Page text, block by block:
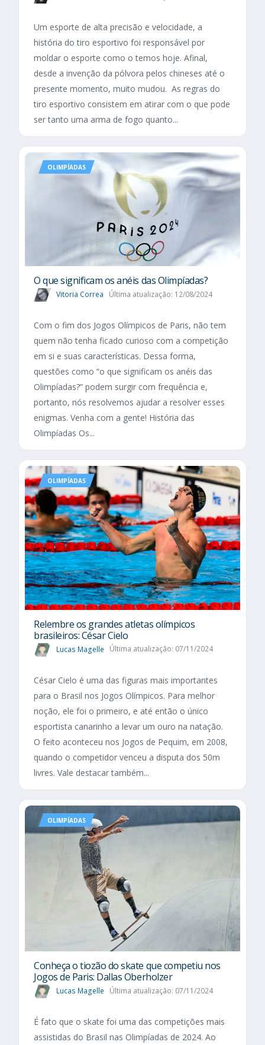
Um esporte de alta precisão e velocidade, a
história do tiro esportivo foi responsável por
moldar o esporte como o temos hoje. Afinal,
desde a invenção da pólvora pelos chineses até o
presente momento, muito mudou. As regras do
tiro esportivo consistem em atirar com o que pode
ser tanto uma arma de fogo quanto...
OLIMPÍADAS
O que significam os anéis das Olimpíadas?
Vitoria Correa Última atualização: 12/08/2024
Com o fim dos Jogos Olímpicos de Paris, não tem
quem não tenha ficado curioso com a competição
em si e suas características. Dessa forma,
questões como “o que significam os anéis das
Olimpíadas?” podem surgir com frequência e,
portanto, nós resolvemos ajudar a resolver esses
enigmas. Venha com a gente! História das
Olimpíadas Os...
OLIMPÍADAS
Relembre os grandes atletas olímpicos
brasileiros: César Cielo
Lucas Magelle Última atualização: 07/11/2024
César Cielo é uma das figuras mais importantes
para o Brasil nos Jogos Olímpicos. Para melhor
noção, ele foi o primeiro, e até então o único
esportista canarinho a levar um ouro na natação.
O feito aconteceu nos Jogos de Pequim, em 2008,
quando o competidor venceu a disputa dos 50m
livres. Vale destacar também...
OLIMPÍADAS
Conheça o tiozão do skate que competiu nos
Jogos de Paris: Dallas Oberholzer
Lucas Magelle Última atualização: 07/11/2024
É fato que o skate foi uma das competições mais
assistidas do Brasil nas Olimpíadas de 2024. Ao